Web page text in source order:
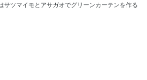
サツマイモとアサガオでグリーンカーテンを作る